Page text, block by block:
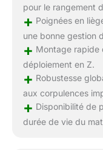
pour le rangement
+ Poignées en
une bonne gestion
+ Montage rapide
déploiement en Z.
+ Robustesse
aux corpulences
+ Disponibilité de
durée de vie du